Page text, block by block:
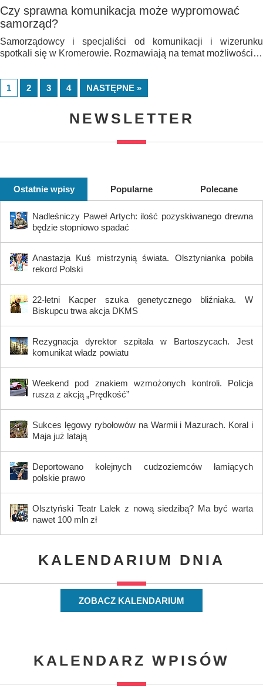
Czy sprawna komunikacja może wypromować
samorząd?
Samorządowcy i specjaliści od komunikacji i wizerunku
spotkali się w Kromerowie. Rozmawiają na temat możliwości…
1 2 3 4 NASTĘPNE »
NEWSLETTER
Ostatnie wpisy Popularne Polecane
Nadleśniczy Paweł Artych: ilość pozyskiwanego drewna
będzie stopniowo spadać
Anastazja Kuś mistrzynią świata. Olsztynianka pobiła
rekord Polski
22-letni Kacper szuka genetycznego bliźniaka. W
Biskupcu trwa akcja DKMS
Rezygnacja dyrektor szpitala w Bartoszycach. Jest
komunikat władz powiatu
Weekend pod znakiem wzmożonych kontroli. Policja
rusza z akcją „Prędkość”
Sukces lęgowy rybołowów na Warmii i Mazurach. Koral i
Maja już latają
Deportowano kolejnych cudzoziemców łamiących
polskie prawo
Olsztyński Teatr Lalek z nową siedzibą? Ma być warta
nawet 100 mln zł
KALENDARIUM DNIA
ZOBACZ KALENDARIUM
KALENDARZ WPISÓW